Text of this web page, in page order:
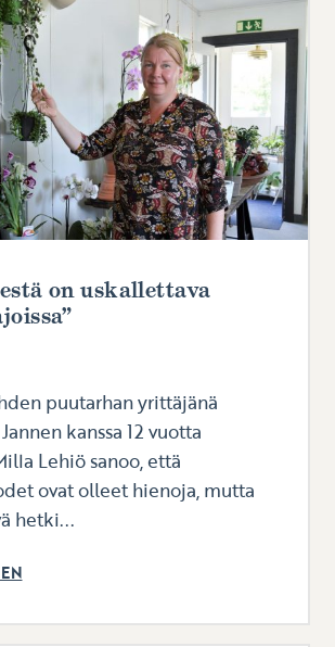
on uskallettava
puutarhan yrittäjänä
kanssa 12 vuotta
Lehiö sanoo, että
ovat olleet hienoja, mutta
hetki...